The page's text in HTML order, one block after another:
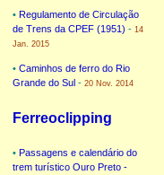
• Regulamento de Circulação
de Trens da CPEF (1951) - 14
Jan. 2015
• Caminhos de ferro do Rio
Grande do Sul - 20 Nov. 2014
Ferreoclipping
• Passagens e calendário do
trem turístico Ouro Preto -